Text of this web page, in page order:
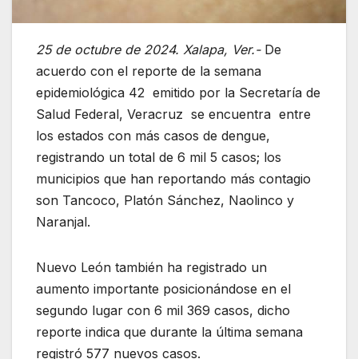
25 de octubre de 2024. Xalapa, Ver.- De
acuerdo con el reporte de la semana
epidemiológica 42 emitido por la Secretaría de
Salud Federal, Veracruz se encuentra entre
los estados con más casos de dengue,
registrando un total de 6 mil 5 casos; los
municipios que han reportando más contagio
son Tancoco, Platón Sánchez, Naolinco y
Naranjal.
Nuevo León también ha registrado un
aumento importante posicionándose en el
segundo lugar con 6 mil 369 casos, dicho
reporte indica que durante la última semana
registró 577 nuevos casos.